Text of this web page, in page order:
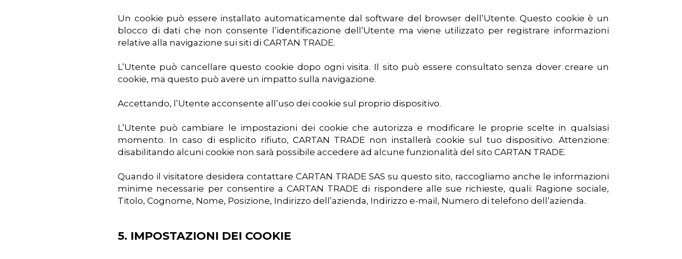
Un cookie può essere installato automaticamente dal software del browser dell’Utente. Questo cookie è un
blocco di dati che non consente l’identificazione dell’Utente ma viene utilizzato per registrare informazioni
relative alla navigazione sui siti di CARTAN TRADE.
L’Utente può cancellare questo cookie dopo ogni visita. Il sito può essere consultato senza dover creare un
cookie, ma questo può avere un impatto sulla navigazione.
Accettando, l’Utente acconsente all’uso dei cookie sul proprio dispositivo.
L’Utente può cambiare le impostazioni dei cookie che autorizza e modificare le proprie scelte in qualsiasi
momento. In caso di esplicito rifiuto, CARTAN TRADE non installerà cookie sul tuo dispositivo. Attenzione:
disabilitando alcuni cookie non sarà possibile accedere ad alcune funzionalità del sito CARTAN TRADE.
Quando il visitatore desidera contattare CARTAN TRADE SAS su questo sito, raccogliamo anche le informazioni
minime necessarie per consentire a CARTAN TRADE di rispondere alle sue richieste, quali: Ragione sociale,
Titolo, Cognome, Nome, Posizione, Indirizzo dell’azienda, Indirizzo e-mail, Numero di telefono dell’azienda.
5. IMPOSTAZIONI DEI COOKIE